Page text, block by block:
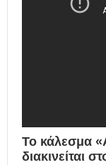
Το κάλεσμα
διακινείται